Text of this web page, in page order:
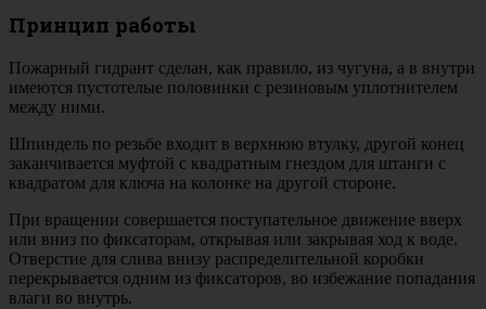
Принцип работы
Пожарный гидрант сделан, как правило, из чугуна, а в внутри
имеются пустотелые половинки с резиновым уплотнителем
между ними.
Шпиндель по резьбе входит в верхнюю втулку, другой конец
заканчивается муфтой с квадратным гнездом для штанги с
квадратом для ключа на колонке на другой стороне.
При вращении совершается поступательное движение вверх
или вниз по фиксаторам, открывая или закрывая ход к воде.
Отверстие для слива внизу распределительной коробки
перекрывается одним из фиксаторов, во избежание попадания
влаги во внутрь.